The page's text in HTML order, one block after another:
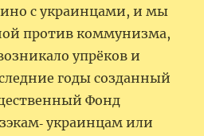
с украинцами, и мы
против коммунизма,
упрёков и
годы созданный
Фонд
украинцам или